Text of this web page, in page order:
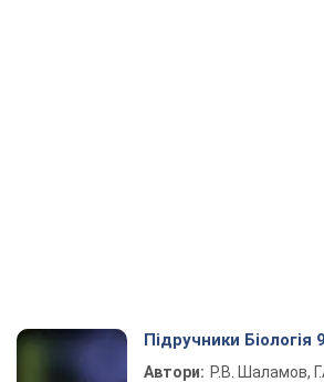
Підручники Біологія
Автори: Р.В. Шаламов,